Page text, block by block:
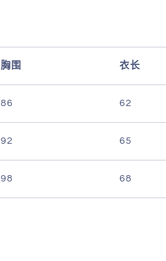
胸围 衣长
86 62
92 65
98 68